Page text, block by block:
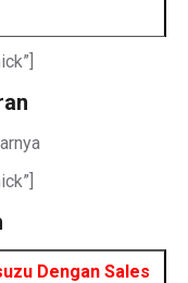
Dengan Sales